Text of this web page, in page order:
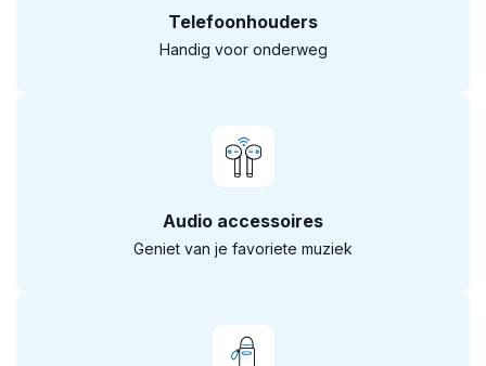
Telefoonhouders
Handig voor onderweg
Audio accessoires
Geniet van je favoriete muziek